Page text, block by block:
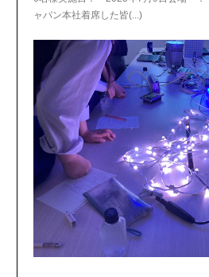
ャパン本社着席した皆(...)